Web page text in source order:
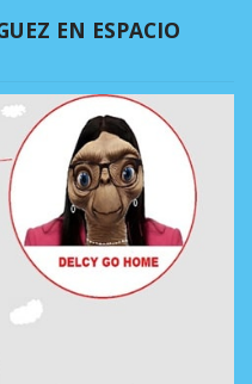
EN ESPACIO